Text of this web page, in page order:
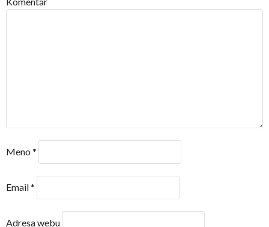
Meno *
Email*
Adresa webu